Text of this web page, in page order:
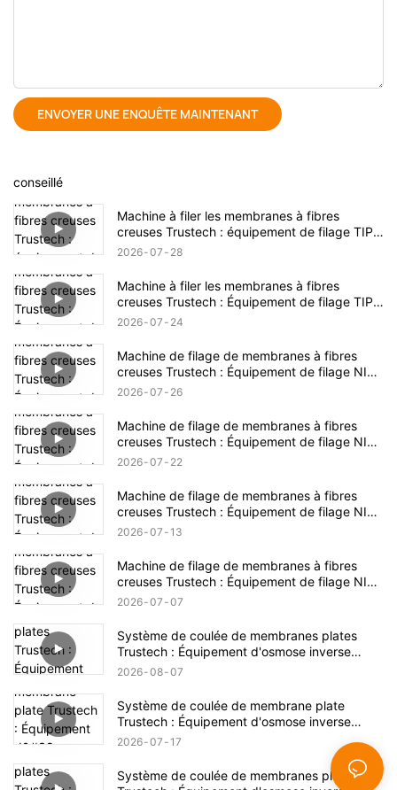
ENVOYER UNE ENQUÊTE MAINTENANT
conseillé
Machine à filer les membranes à fibres
creuses Trustech : équipement de filage TIPS
dévoilé (17)
2026 07 28
Machine à filer les membranes à fibres
creuses Trustech : Équipement de filage TIPS
dévoilé (16)
2026 07 24
Machine de filage de membranes à fibres
creuses Trustech : Équipement de filage NIPS
dévoilé (18)
2026 07 26
Machine de filage de membranes à fibres
creuses Trustech : Équipement de filage NIPS
dévoilé (17)
2026 07 22
Machine de filage de membranes à fibres
creuses Trustech : Équipement de filage NIPS
dévoilé (16)
2026 07 13
Machine de filage de membranes à fibres
creuses Trustech : Équipement de filage NIPS
dévoilé (15)
2026 07 07
Système de coulée de membranes plates
Trustech : Équipement d'osmose inverse
dévoilé (XVI)
2026 08 07
Système de coulée de membrane plate
Trustech : Équipement d'osmose inverse
dévoilé (XIV)
2026 07 17
Système de coulée de membranes plates